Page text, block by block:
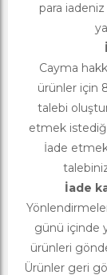
para iadeniz
Cayma
ürünler için
talebi
etmek
İade
İade
günü içinde
ürünleri
Ürünler geri